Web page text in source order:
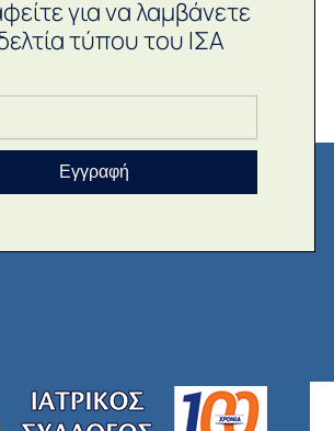
για να λαμβάνετε
τύπου του ΙΣΑ
Εγγραφή